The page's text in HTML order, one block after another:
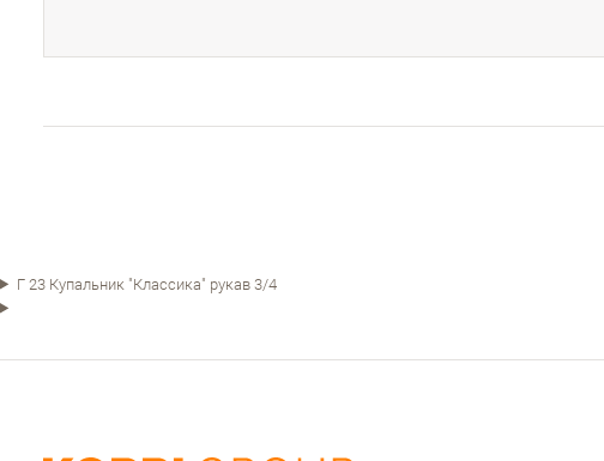
Г 23 Купальник "Классика" рукав 3/4